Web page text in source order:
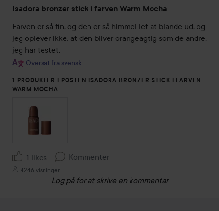
5
ud
af
5
Isadora bronzer stick i farven Warm Mocha
Farven er så fin, og den er så himmel let at blande ud, og
jeg oplever ikke, at den bliver orangeagtig som de andre,
jeg har testet.
Oversat fra svensk
1 PRODUKTER I POSTEN ISADORA BRONZER STICK I FARVEN
WARM MOCHA
1 likes Kommenter
4246 visninger
Log på for at skrive en kommentar